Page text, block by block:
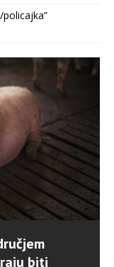
biti